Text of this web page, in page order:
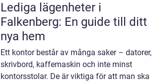
Lediga lägenheter i
Falkenberg: En guide till ditt
nya hem
Ett kontor består av många saker – datorer,
skrivbord, kaffemaskin och inte minst
kontorsstolar. De är viktiga för att man ska